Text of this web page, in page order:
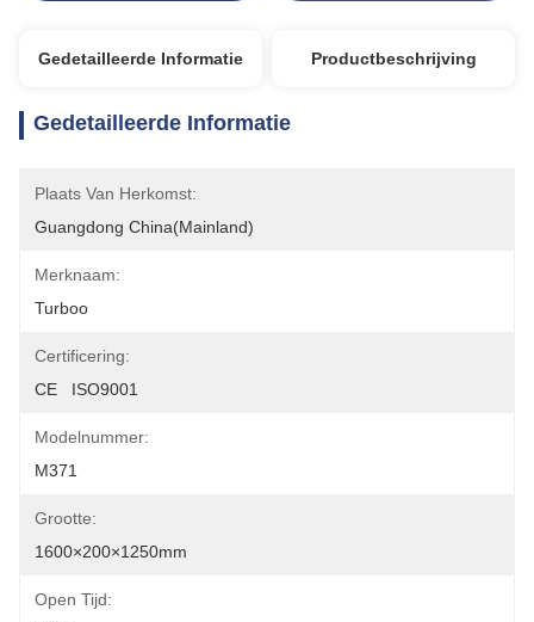
Gedetailleerde Informatie Productbeschrijving
Gedetailleerde Informatie
Plaats Van Herkomst:
Guangdong China(Mainland)
Merknaam:
Turboo
Certificering:
CE   ISO9001
Modelnummer:
M371
Grootte:
1600×200×1250mm
Open Tijd: